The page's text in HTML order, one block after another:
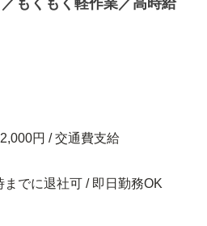
円 / 交通費支給
までに退社可 / 即日勤務OK